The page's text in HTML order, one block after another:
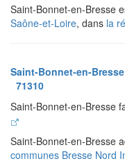
Saint-Bonnet-en-Bresse
Saône-et-Loire, dans la
Saint-Bonnet-en-Bresse
71310
Saint-Bonnet-en-Bresse
Saint-Bonnet-en-Bresse
communes Bresse Nord